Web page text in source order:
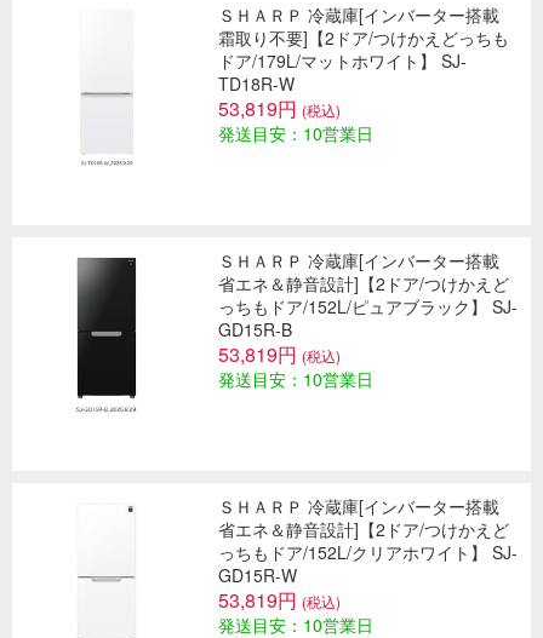
ＳＨＡＲＰ 冷蔵庫[インバーター搭載
霜取り不要]【2ドア/つけかえどっちも
ドア/179L/マットホワイト】 SJ-
TD18R-W
53,819円 (税込)
発送目安：10営業日
ＳＨＡＲＰ 冷蔵庫[インバーター搭載
省エネ＆静音設計]【2ドア/つけかえど
っちもドア/152L/ピュアブラック】 SJ-
GD15R-B
53,819円 (税込)
発送目安：10営業日
ＳＨＡＲＰ 冷蔵庫[インバーター搭載
省エネ＆静音設計]【2ドア/つけかえど
っちもドア/152L/クリアホワイト】 SJ-
GD15R-W
53,819円 (税込)
発送目安：10営業日